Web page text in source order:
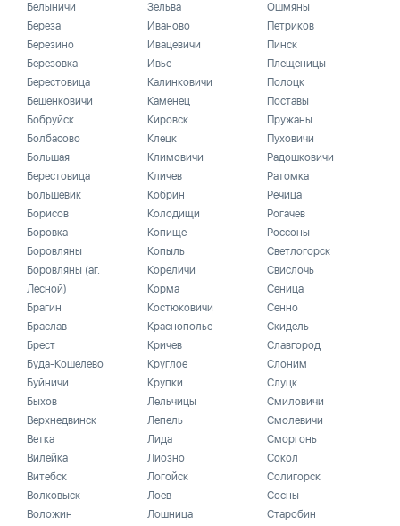
Белыничи
Береза
Березино
Березовка
Берестовица
Бешенковичи
Бобруйск
Болбасово
Большая
Берестовица
Большевик
Борисов
Боровка
Боровляны
Боровляны (аг.
Лесной)
Брагин
Браслав
Брест
Буда-Кошелево
Буйничи
Быхов
Верхнедвинск
Ветка
Вилейка
Витебск
Волковыск
Воложин
Зельва
Иваново
Ивацевичи
Ивье
Калинковичи
Каменец
Кировск
Клецк
Климовичи
Кличев
Кобрин
Колодищи
Копище
Копыль
Кореличи
Корма
Костюковичи
Краснополье
Кричев
Круглое
Крупки
Лельчицы
Лепель
Лида
Лиозно
Логойск
Лоев
Лошница
Ошмяны
Петриков
Пинск
Плещеницы
Полоцк
Поставы
Пружаны
Пуховичи
Радошковичи
Ратомка
Речица
Рогачев
Россоны
Светлогорск
Свислочь
Сеница
Сенно
Скидель
Славгород
Слоним
Слуцк
Смиловичи
Смолевичи
Сморгонь
Сокол
Солигорск
Сосны
Старобин